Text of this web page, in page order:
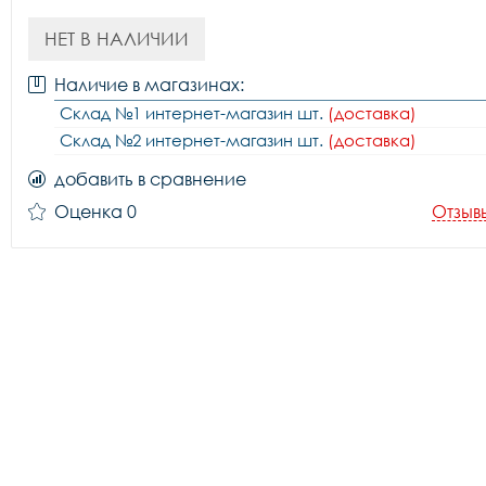
НЕТ В НАЛИЧИИ
Наличие в магазинах:
Склад №1 интернет-магазин шт. (доставка)
Склад №2 интернет-магазин шт. (доставка)
добавить в сравнение
Оценка 0